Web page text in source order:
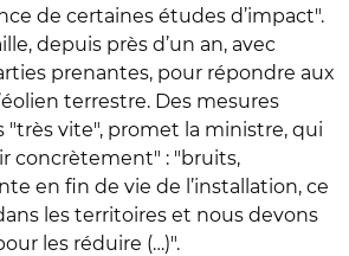
de certaines études d’impact".
depuis près d’un an, avec
prenantes, pour répondre aux
terrestre. Des mesures
"très vite", promet la ministre, qui
concrètement" : "bruits,
en fin de vie de l’installation, ce
les territoires et nous devons
les réduire (…)".